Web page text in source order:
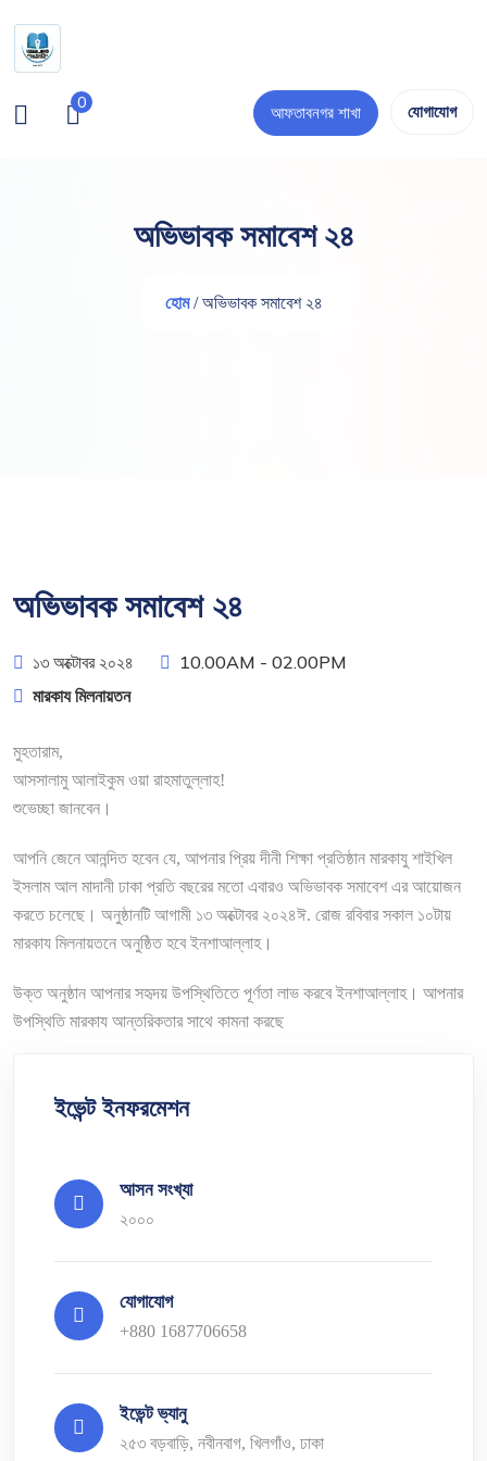
0
আফতাবনগর শাখা যোগাযোগ
অভিভাবক সমাবেশ ২৪
হোম / অভিভাবক সমাবেশ ২৪
অভিভাবক সমাবেশ ২৪
১৩ অক্টোবর ২০২৪ 10.00AM - 02.00PM
মারকায মিলনায়তন
মুহতারাম,
আসসালামু আলাইকুম ওয়া রাহমাতুল্লাহ!
শুভেচ্ছা জানবেন।
আপনি জেনে আনন্দিত হবেন যে, আপনার প্রিয় দীনী শিক্ষা প্রতিষ্ঠান মারকাযু শাইখিল
ইসলাম আল মাদানী ঢাকা প্রতি বছরের মতো এবারও অভিভাবক সমাবেশ এর আয়োজন
করতে চলেছে। অনুষ্ঠানটি আগামী ১৩ অক্টোবর ২০২৪ঈ. রোজ রবিবার সকাল ১০টায়
মারকায মিলনায়তনে অনুষ্ঠিত হবে ইনশাআল্লাহ।
উক্ত অনুষ্ঠান আপনার সহৃদয় উপস্থিতিতে পূর্ণতা লাভ করবে ইনশাআল্লাহ। আপনার
উপস্থিতি মারকায আন্তরিকতার সাথে কামনা করছে
ইভেন্ট ইনফরমেশন
আসন সংখ্যা
২০০০
যোগাযোগ
+880 1687706658
ইভেন্ট ভ্যানু
২৫৩ বড়বাড়ি, নবীনবাগ, খিলগাঁও, ঢাকা